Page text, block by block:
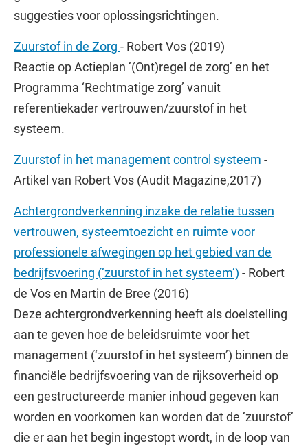
suggesties voor oplossingsrichtingen.
Zuurstof in de Zorg - Robert Vos (2019)
Reactie op Actieplan ‘(Ont)regel de zorg’ en het
Programma ‘Rechtmatige zorg’ vanuit
referentiekader vertrouwen/zuurstof in het
systeem.
Zuurstof in het management control systeem -
Artikel van Robert Vos (Audit Magazine,2017)
Achtergrondverkenning inzake de relatie tussen
vertrouwen, systeemtoezicht en ruimte voor
professionele afwegingen op het gebied van de
bedrijfsvoering (‘zuurstof in het systeem’) - Robert
de Vos en Martin de Bree (2016)
Deze achtergrondverkenning heeft als doelstelling
aan te geven hoe de beleidsruimte voor het
management (‘zuurstof in het systeem’) binnen de
financiële bedrijfsvoering van de rijksoverheid op
een gestructureerde manier inhoud gegeven kan
worden en voorkomen kan worden dat de ‘zuurstof’
die er aan het begin ingestopt wordt, in de loop van